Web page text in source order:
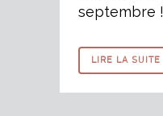
septembre !
LIRE LA SUITE